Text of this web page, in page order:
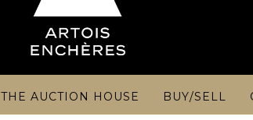
THE AUCTION HOUSE BUY/SELL